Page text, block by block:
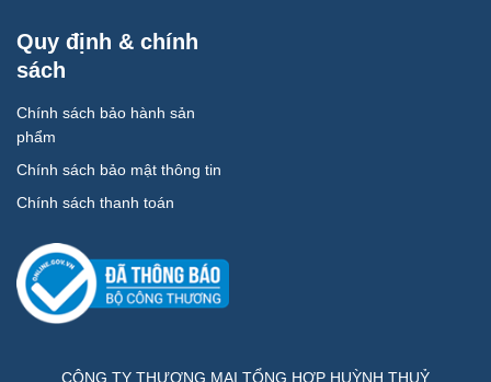
Quy định & chính
sách
Chính sách bảo hành sản
phẩm
Chính sách bảo mật thông tin
Chính sách thanh toán
CÔNG TY THƯƠNG MẠI TỔNG HỢP HUỲNH THUỶ